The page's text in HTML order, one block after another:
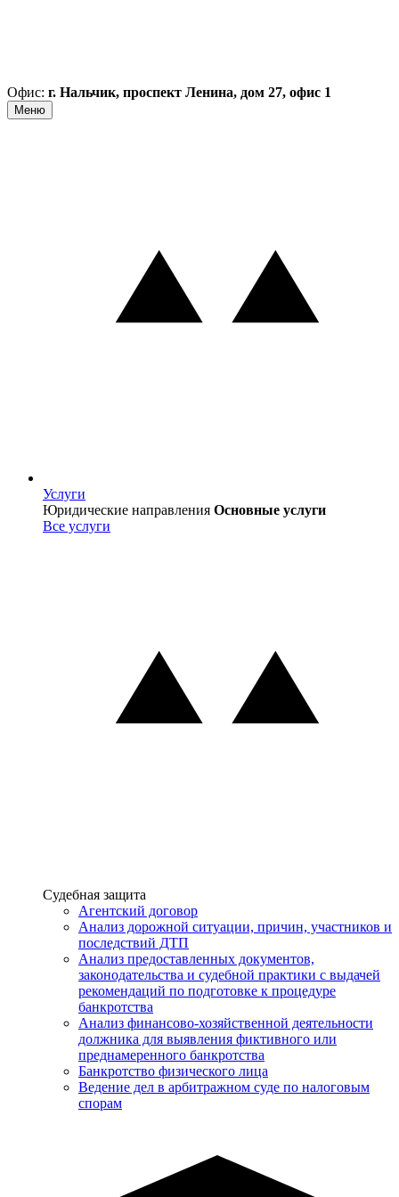
Офис: г. Нальчик, проспект Ленина, дом 27, офис 1
Меню
Услуги
Услуги
Юридические направления Основные услуги
Все услуги
Услуги
Судебная защита
Агентский договор
Анализ дорожной ситуации, причин, участников и
последствий ДТП
Анализ предоставленных документов,
законодательства и судебной практики с выдачей
рекомендаций по подготовке к процедуре
банкротства
Анализ финансово-хозяйственной деятельности
должника для выявления фиктивного или
преднамеренного банкротства
Банкротство физического лица
Ведение дел в арбитражном суде по налоговым
спорам